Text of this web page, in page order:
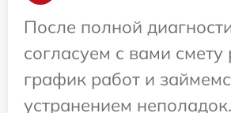
После полной
согласуем с вами смету
график работ и
устранением неполадок.